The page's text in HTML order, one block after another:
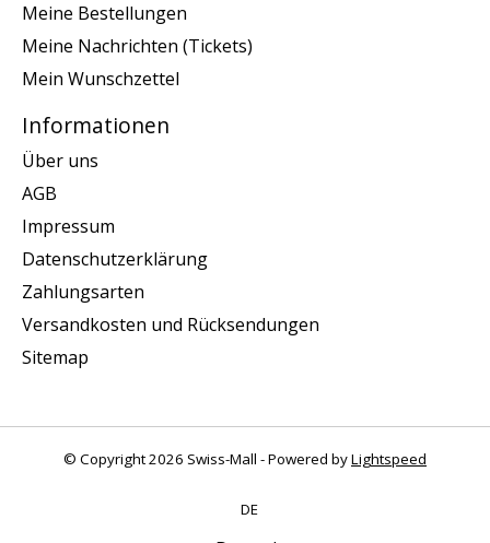
Meine Bestellungen
Meine Nachrichten (Tickets)
Mein Wunschzettel
Informationen
Über uns
AGB
Impressum
Datenschutzerklärung
Zahlungsarten
Versandkosten und Rücksendungen
Sitemap
© Copyright 2026 Swiss-Mall - Powered byLightspeed
DE